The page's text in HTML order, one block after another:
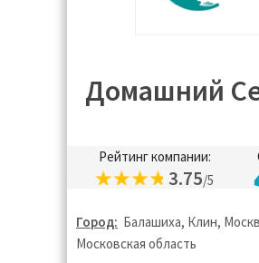
Домашний
Рейтинг компании:
3.75/5
Город: Балашиха, Клин,
Московская область